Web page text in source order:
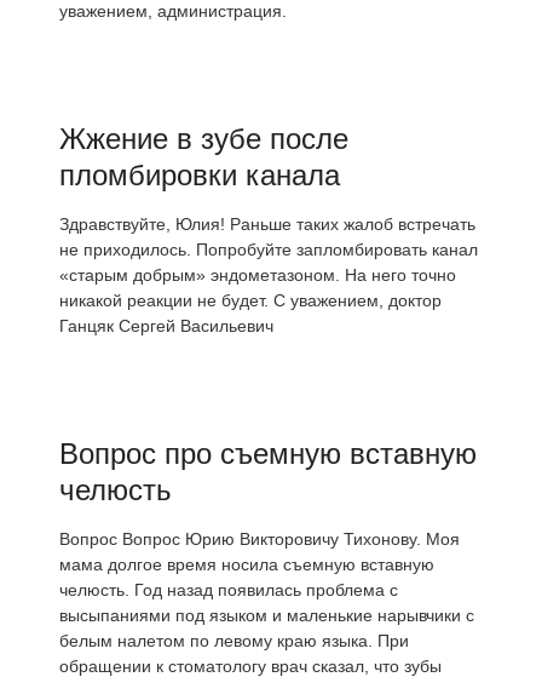
уважением, администрация.
Жжение в зубе после
пломбировки канала
Здравствуйте, Юлия! Раньше таких жалоб встречать
не приходилось. Попробуйте запломбировать канал
«старым добрым» эндометазоном. На него точно
никакой реакции не будет. С уважением, доктор
Ганцяк Сергей Васильевич
Вопрос про съемную вставную
челюсть
Вопрос Вопрос Юрию Викторовичу Тихонову. Моя
мама долгое время носила съемную вставную
челюсть. Год назад появилась проблема с
высыпаниями под языком и маленькие нарывчики с
белым налетом по левому краю языка. При
обращении к стоматологу врач сказал, что зубы